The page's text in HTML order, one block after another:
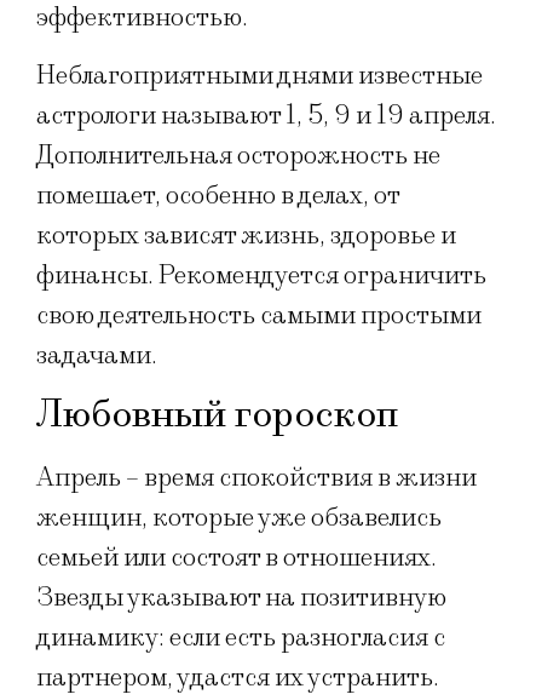
эффективностью.
Неблагоприятными днями известные
астрологи называют 1, 5, 9 и 19 апреля.
Дополнительная осторожность не
помешает, особенно в делах, от
которых зависят жизнь, здоровье и
финансы. Рекомендуется ограничить
свою деятельность самыми простыми
задачами.
Любовный гороскоп
Апрель – время спокойствия в жизни
женщин, которые уже обзавелись
семьей или состоят в отношениях.
Звезды указывают на позитивную
динамику: если есть разногласия с
партнером, удастся их устранить.